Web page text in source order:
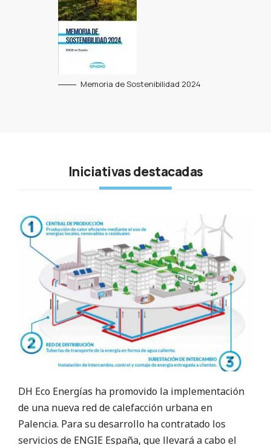
Memoria de Sostenibilidad 2024
Iniciativas destacadas
DH Eco Energías ha promovido la implementación
de una nueva red de calefacción urbana en
Palencia. Para su desarrollo ha contratado los
servicios de ENGIE España, que llevará a cabo el